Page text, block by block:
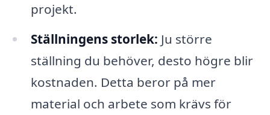
projekt.
Ställningens storlek: Ju större
ställning du behöver, desto högre blir
kostnaden. Detta beror på mer
material och arbete som krävs för